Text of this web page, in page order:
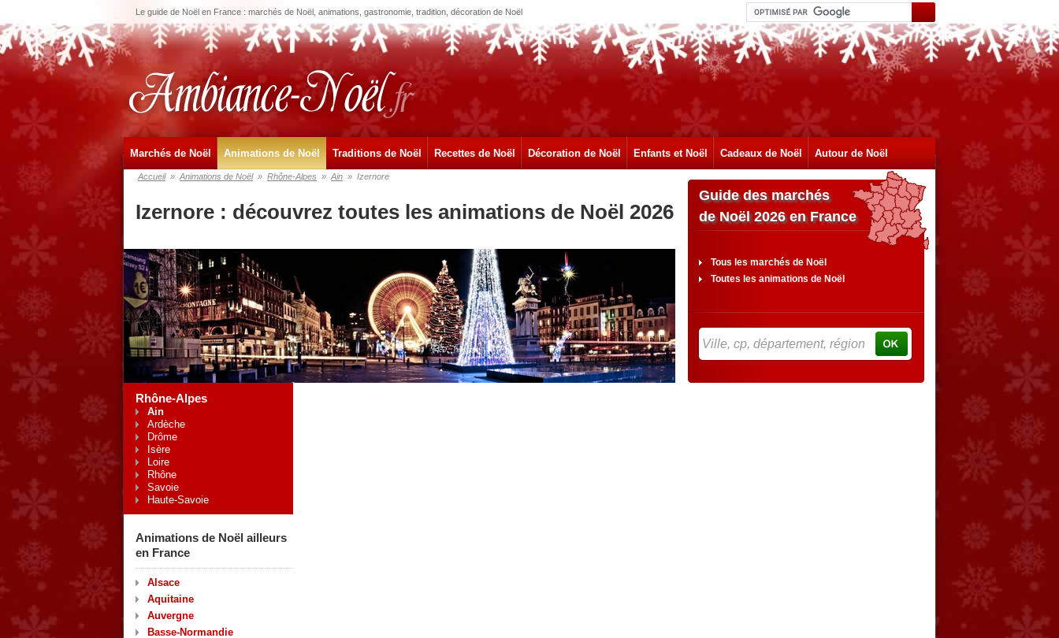
Le guide de Noël en France : marchés de Noël, animations, gastronomie, tradition, décoration de Noël
Marchés de Noël Animations de Noël Traditions de Noël Recettes de Noël Décoration de Noël Enfants et Noël Cadeaux de Noël Autour de Noël
Accueil » Animations de Noël » Rhône-Alpes » Ain » Izernore
Izernore : découvrez toutes les animations de Noël 2026
Rhône-Alpes
Ain
Ardèche
Drôme
Isère
Loire
Rhône
Savoie
Haute-Savoie
Animations de Noël ailleurs
en France
Alsace
Aquitaine
Auvergne
Basse-Normandie
Guide des marchés
de Noël 2026 en France
Tous les marchés de Noël
Toutes les animations de Noël